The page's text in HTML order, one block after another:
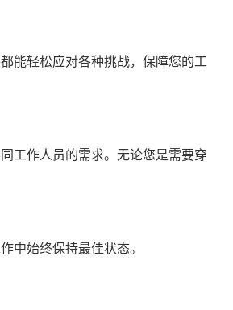
能轻松应对各种挑战，保障您的工
工作人员的需求。无论您是需要穿
始终保持最佳状态。